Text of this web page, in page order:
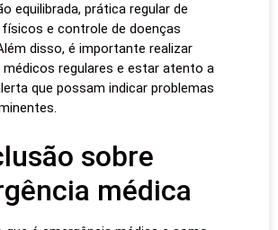
equilibrada, prática regular de
e controle de doenças
disso, é importante realizar
regulares e estar atento a
que possam indicar problemas
sobre
médica